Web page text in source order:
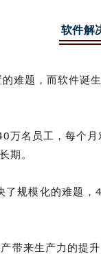
软件解
难题，而软件诞
名员工，每个
期。
了规模化的难题
带来生产力的提